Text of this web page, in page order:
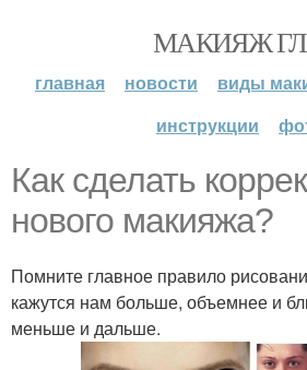
МАКИЯЖ
главная новости виды
инструкции
Как сделать
нового макияжа?
Помните главное правило
кажутся нам больше, объемнее и
меньше и дальше.